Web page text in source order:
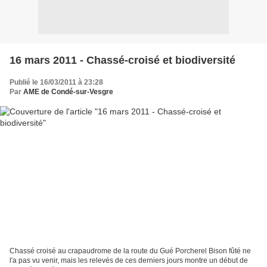
16 mars 2011 - Chassé-croisé et biodiversité
Publié le 16/03/2011 à 23:28
Par AME de Condé-sur-Vesgre
Chassé croisé au crapaudrome de la route du Gué Porcherel Bison fûté ne
l'a pas vu venir, mais les relevés de ces derniers jours montre un début de